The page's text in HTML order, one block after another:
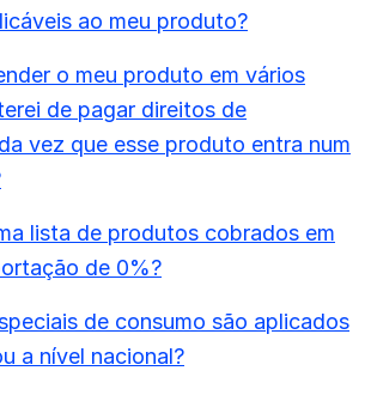
ao meu produto?
o meu produto em vários
de pagar direitos de
vez que esse produto entra num
lista de produtos cobrados em
de 0%?
de consumo são aplicados
a nível nacional?